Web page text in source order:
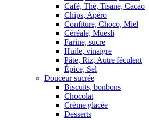
Café, Thé, Tisane, Cacao
Chips, Apéro
Confiture, Choco, Miel
Céréale, Muesli
Farine, sucre
Huile, vinaigre
Pâte, Riz, Autre féculent
Épice, Sel
Douceur sucrée
Biscuits, bonbons
Chocolat
Crème glacée
Desserts